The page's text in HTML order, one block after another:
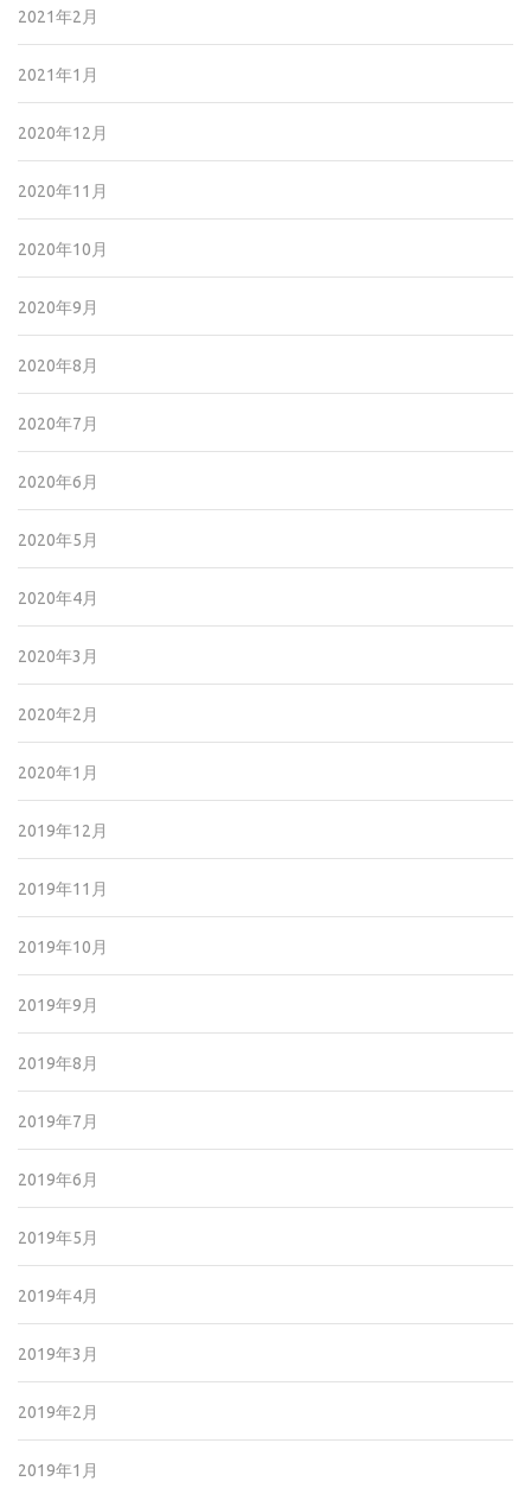
2021年2月
2021年1月
2020年12月
2020年11月
2020年10月
2020年9月
2020年8月
2020年7月
2020年6月
2020年5月
2020年4月
2020年3月
2020年2月
2020年1月
2019年12月
2019年11月
2019年10月
2019年9月
2019年8月
2019年7月
2019年6月
2019年5月
2019年4月
2019年3月
2019年2月
2019年1月